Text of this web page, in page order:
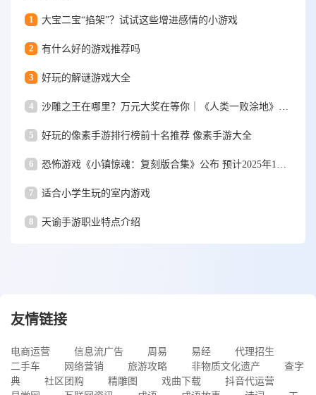
1 大宝二宝“掐架”？试试这些增进感情的小游戏
2 有什么好的游戏推荐吗
3 好玩的解谜游戏大全
4 沙雕之王在哪里？万元大奖在等你｜《人类一败涂地》手游视频大赛
5 好玩的像素手游排行榜前十名推荐 像素手游大全
6 恐怖游戏《小镇惊魂：复刻版合集》公布 预计2025年1月15日发售
7 适合小学生玩的室内游戏
8 天谕手游职业特点介绍
友情链接
电商运营 信息流广告 周易 易经
代理招生
二手车
网络营销 旅游攻略 非物质文化遗产
查字
典
社区团购 精雕图 戏曲下载
抖音代运营